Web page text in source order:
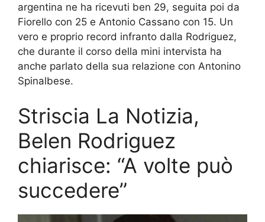
argentina ne ha ricevuti ben 29, seguita poi da
Fiorello con 25 e Antonio Cassano con 15. Un
vero e proprio record infranto dalla Rodriguez,
che durante il corso della mini intervista ha
anche parlato della sua relazione con Antonino
Spinalbese.
Striscia La Notizia,
Belen Rodriguez
chiarisce: “A volte può
succedere”